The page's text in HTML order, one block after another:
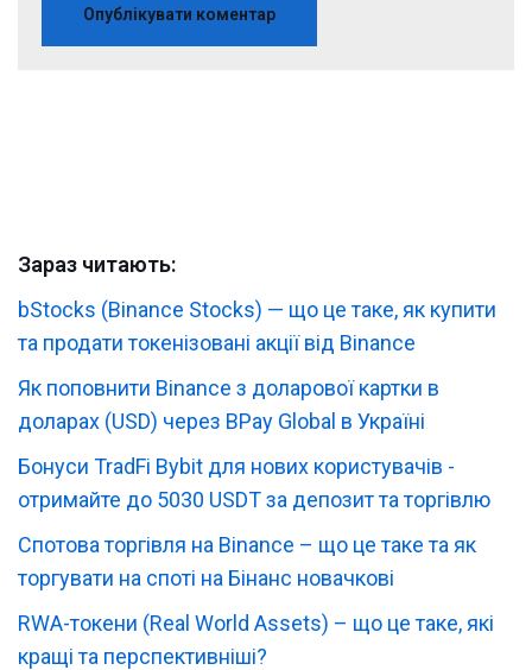
Зараз читають:
bStocks (Binance Stocks) — що це таке, як купити
та продати токенізовані акції від Binance
Як поповнити Binance з доларової картки в
доларах (USD) через BPay Global в Україні
Бонуси TradFi Bybit для нових користувачів -
отримайте до 5030 USDT за депозит та торгівлю
Спотова торгівля на Binance – що це таке та як
торгувати на споті на Бінанс новачкові
RWA-токени (Real World Assets) – що це таке, які
кращі та перспективніші?